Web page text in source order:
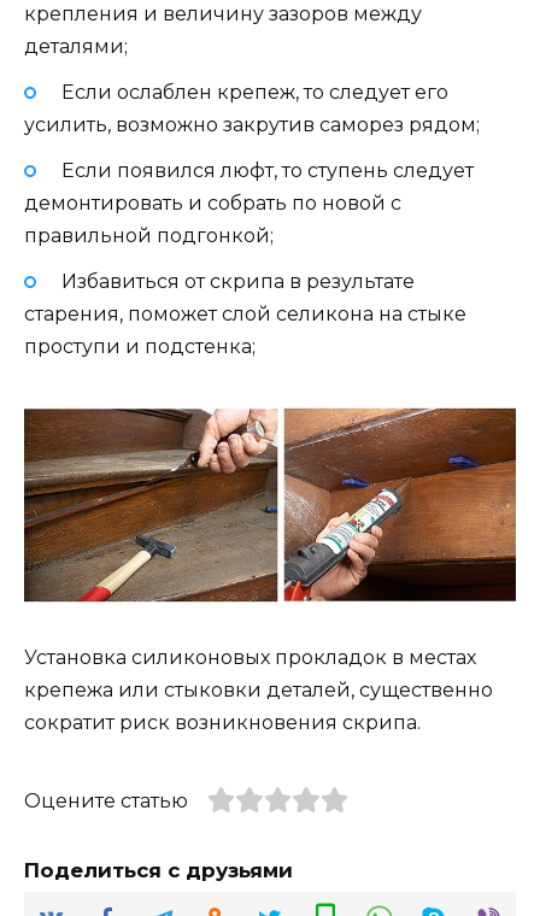
крепления и величину зазоров между
деталями;
Если ослаблен крепеж, то следует его
усилить, возможно закрутив саморез рядом;
Если появился люфт, то ступень следует
демонтировать и собрать по новой с
правильной подгонкой;
Избавиться от скрипа в результате
старения, поможет слой селикона на стыке
проступи и подстенка;
Установка силиконовых прокладок в местах
крепежа или стыковки деталей, существенно
сократит риск возникновения скрипа.
Оцените статью
Поделиться с друзьями